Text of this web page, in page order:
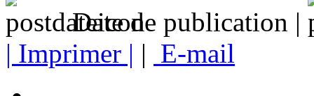
Date de publication |
| Imprimer | | E-mail